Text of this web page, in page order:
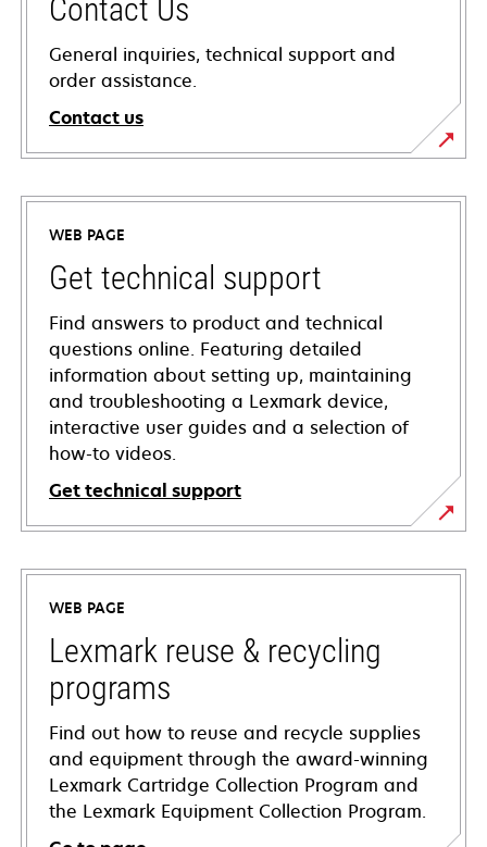
Contact Us
General inquiries, technical support and
order assistance.
Contact us
WEB PAGE
Get technical support
Find answers to product and technical
questions online. Featuring detailed
information about setting up, maintaining
and troubleshooting a Lexmark device,
interactive user guides and a selection of
how-to videos.
Get technical support
opens
in
new
tab
WEB PAGE
Lexmark reuse & recycling
programs
Find out how to reuse and recycle supplies
and equipment through the award-winning
Lexmark Cartridge Collection Program and
the Lexmark Equipment Collection Program.